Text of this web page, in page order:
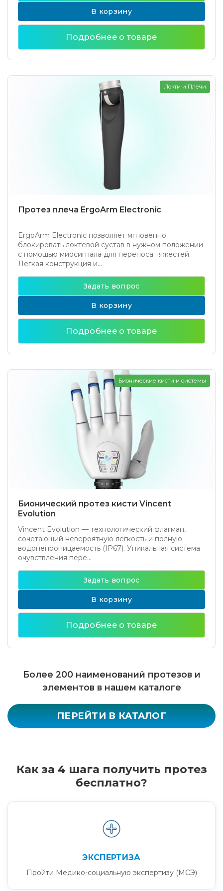
В корзину
Подробнее о товаре
Протез плеча ErgoArm Electronic
ErgoArm Electronic позволяет мгновенно
блокировать локтевой сустав в нужном положении
с помощью миосигнала для переноса тяжестей.
Легкая конструкция и...
Локти и Плечи
Задать вопрос
В корзину
Подробнее о товаре
Бионический протез кисти Vincent
Evolution
Vincent Evolution — технологический флагман,
сочетающий невероятную легкость и полную
водонепроницаемость (IP67). Уникальная система
очувствления пере...
Бионические кисти и системы
Задать вопрос
В корзину
Подробнее о товаре
Более 200 наименований протезов и
элементов в нашем каталоге
ПЕРЕЙТИ В КАТАЛОГ
Как за 4 шага получить протез
бесплатно?
ЭКСПЕРТИЗА
Пройти Медико-социальную экспертизу (МСЭ)